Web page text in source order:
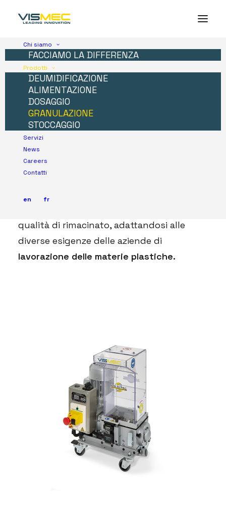
Chi siamo
FACCIAMO LA DIFFERENZA
Prodotti
DEUMIDIFICAZIONE
ALIMENTAZIONE
DOSAGGIO
GRANULAZIONE
STOCCAGGIO
Servizi
News
Careers
Contatti
en fr
GRANULAZIONE
qualità di rimacinato, adattandosi alle
diverse esigenze delle aziende di
lavorazione delle materie plastiche.